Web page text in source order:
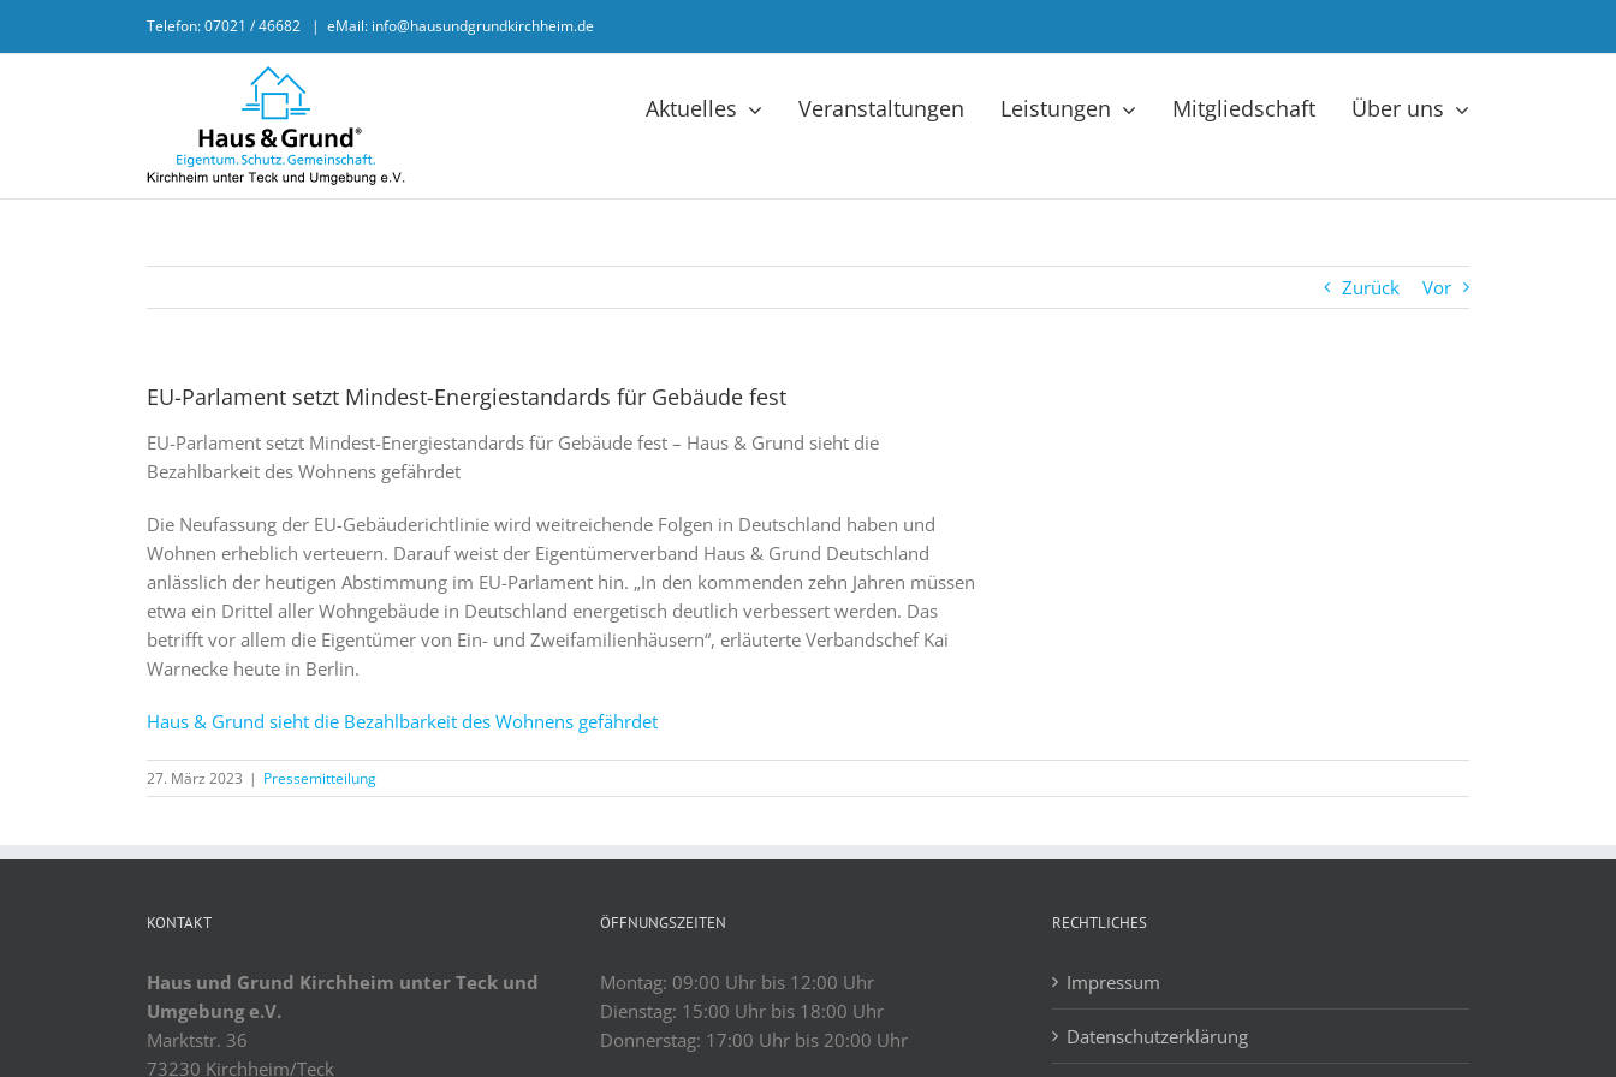
Telefon: 07021 / 46682 | eMail: info@hausundgrundkirchheim.de
Aktuelles Veranstaltungen Leistungen Mitgliedschaft Über uns
Zurück Vor
EU-Parlament setzt Mindest-Energiestandards für Gebäude fest
EU-Parlament setzt Mindest-Energiestandards für Gebäude fest – Haus & Grund sieht die
Bezahlbarkeit des Wohnens gefährdet
Die Neufassung der EU-Gebäuderichtlinie wird weitreichende Folgen in Deutschland haben und
Wohnen erheblich verteuern. Darauf weist der Eigentümerverband Haus & Grund Deutschland
anlässlich der heutigen Abstimmung im EU-Parlament hin. „In den kommenden zehn Jahren müssen
etwa ein Drittel aller Wohngebäude in Deutschland energetisch deutlich verbessert werden. Das
betrifft vor allem die Eigentümer von Ein- und Zweifamilienhäusern“, erläuterte Verbandschef Kai
Warnecke heute in Berlin.
Haus & Grund sieht die Bezahlbarkeit des Wohnens gefährdet
27. März 2023 | Pressemitteilung
KONTAKT
Haus und Grund Kirchheim unter Teck und
Umgebung e.V.
Marktstr. 36
73230 Kirchheim/Teck
ÖFFNUNGSZEITEN
Montag: 09:00 Uhr bis 12:00 Uhr
Dienstag: 15:00 Uhr bis 18:00 Uhr
Donnerstag: 17:00 Uhr bis 20:00 Uhr
RECHTLICHES
Impressum
Datenschutzerklärung